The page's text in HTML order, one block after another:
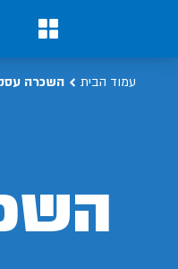
עמוד הבית השכרה